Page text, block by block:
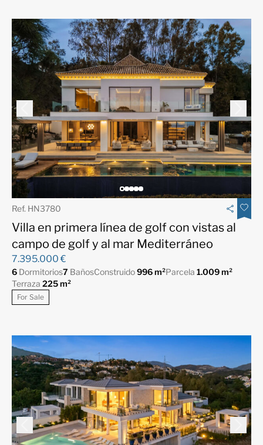
Ref. HN3780
Villa en primera línea de golf con vistas al
campo de golf y al mar Mediterráneo
7.395.000 €
6 Dormitorios7 BañosConstruido996 m²Parcela 1.009 m²
Terraza 225 m²
For Sale